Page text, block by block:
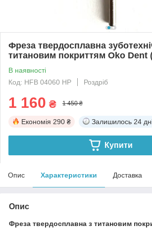
Фреза твердосплавна
титановим покриттям Oko Dent
В наявності
Код: HFB 04060 HP
Роздріб
1 160 ₴ 1 450 ₴
Економія 290 ₴ Залишилось 24
Купити
Опис Характеристики Доставка
Опис
Фреза твердосплавна з титановим